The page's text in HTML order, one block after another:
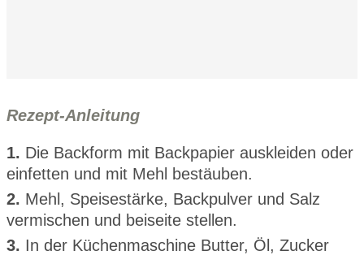
Rezept-Anleitung
1. Die Backform mit Backpapier auskleiden oder
einfetten und mit Mehl bestäuben.
2. Mehl, Speisestärke, Backpulver und Salz
vermischen und beiseite stellen.
3. In der Küchenmaschine Butter, Öl, Zucker